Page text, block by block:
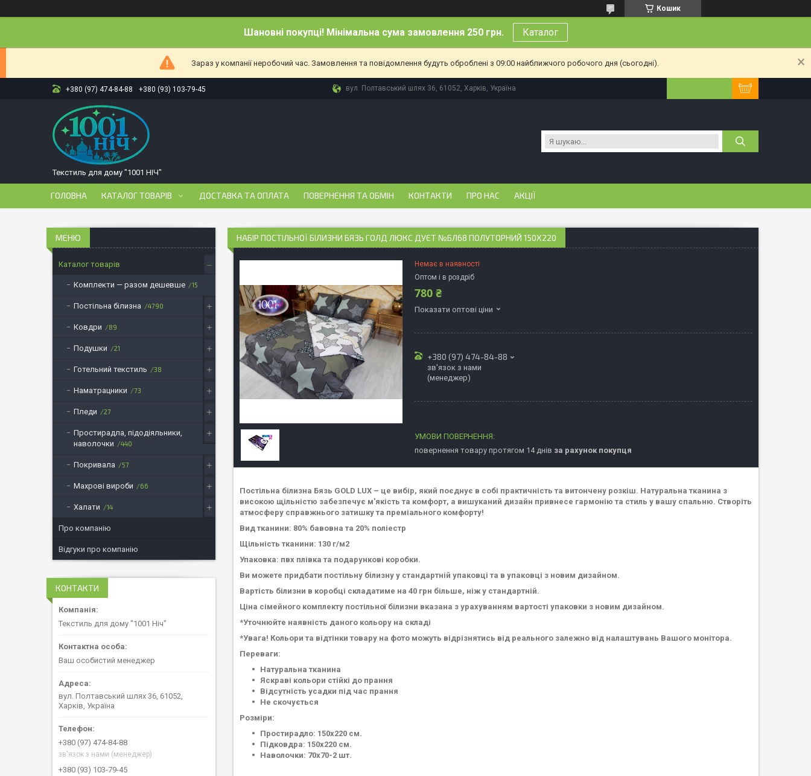
Кошик
Шановні покупці! Мінімальна сума замовлення 250 грн. Каталог
Зараз у компанії неробочий час. Замовлення та повідомлення будуть оброблені з 09:00 найближчого робочого дня (сьогодні).
+380 (97) 474-84-88 +380 (93) 103-79-45 вул. Полтавський шлях 36, 61052, Харків, Україна
Текстиль для дому "1001 НІЧ"
ГОЛОВНА КАТАЛОГ ТОВАРІВ ДОСТАВКА ТА ОПЛАТА ПОВЕРНЕННЯ ТА ОБМІН КОНТАКТИ ПРО НАС АКЦІЇ
НАБІР ПОСТІЛЬНОЇ БІЛИЗНИ БЯЗЬ ГОЛД ЛЮКС ДУЄТ №БЛ68 ПОЛУТОРНИЙ 150Х220
Немає в наявності
Оптом і в роздріб
780 ₴
Показати оптові ціни
+380 (97) 474-84-88
зв'язок з нами
(менеджер)
повернення товару протягом 14 днів за рахунок покупця
Постільна білизна Бязь GOLD LUX – це вибір, який поєднує в собі практичність та витончену розкіш. Натуральна тканина з
високою щільністю забезпечує м'якість та комфорт, а вишуканий дизайн привнесе гармонію та стиль у вашу спальню. Створіть
атмосферу справжнього затишку та преміального комфорту!
Вид тканини: 80% бавовна та 20% поліестр
Щільність тканини: 130 г/м2
Упаковка: пвх плівка та подарункові коробки.
Ви можете придбати постільну білизну у стандартній упаковці та в упаковці з новим дизайном.
Вартість білизни в коробці складатиме на 40 грн більше, ніж у стандартній.
Ціна сімейного комплекту постільної білизни вказана з урахуванням вартості упаковки з новим дизайном.
*Уточнюйте наявність даного кольору на складі
*Увага! Кольори та відтінки товару на фото можуть відрізнятись від реального залежно від налаштувань Вашого монітора.
Переваги:
Натуральна тканина
Яскраві кольори стійкі до прання
Відсутність усадки під час прання
Не скочується
Розміри:
Простирадло: 150х220 см.
Підковдра: 150х220 см.
Наволочки: 70х70-2 шт.
Каталог товарів
Комплекти — разом дешевше 15
Постільна білизна 4790
Ковдри 89
Подушки 21
Готельний текстиль 38
Наматрацники 73
Пледи 27
Простирадла, підодіяльники,
наволочки
440
Покривала 57
Махрові вироби 66
Халати 14
Про компанію
Відгуки про компанію
КОНТАКТИ
Текстиль для дому "1001 Ніч"
Ваш особистий менеджер
вул. Полтавський шлях 36, 61052,
Харків, Україна
+380 (97) 474-84-88
зв'язок з нами (менеджер)
+380 (93) 103-79-45